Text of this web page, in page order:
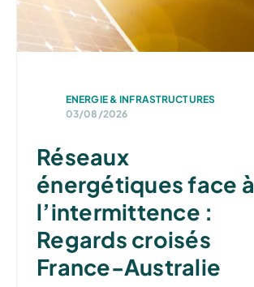
ENERGIE & INFRASTRUCTURES
03/08/2026
Réseaux
énergétiques face à
l’intermittence :
Regards croisés
France-Australie